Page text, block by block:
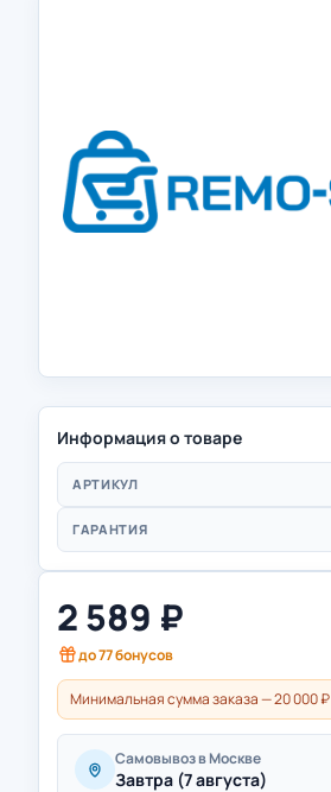
Информация о товаре
АРТИКУЛ
ГАРАНТИЯ
2 589 ₽
до77бонусов
Минимальная сумма заказа — 20 000 ₽
Самовывоз в Москве
Завтра (7 августа)